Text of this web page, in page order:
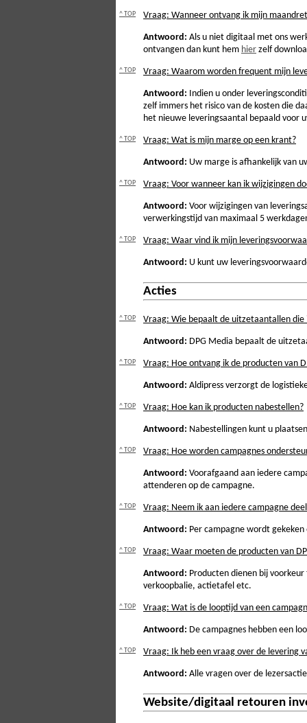
^ TOP Vraag: Wanneer ontvang ik mijn
Antwoord: Als u niet digitaal met ons
ontvangen dan kunt hem hier zelf
^ TOP Vraag: Waarom worden frequent mijn
Antwoord: Indien u onder
zelf immers het risico van de kosten die
het nieuwe leveringsaantal bepaald voor
^ TOP Vraag: Wat is mijn marge op een krant?
Antwoord: Uw marge is afhankelijk van
^ TOP Vraag: Voor wanneer kan ik wijzigingen
Antwoord: Voor wijzigingen van
verwerkingstijd van maximaal 5
^ TOP Vraag: Waar vind ik mijn
Antwoord: U kunt uw
Acties
^ TOP Vraag: Wie bepaalt de uitzetaantallen die
Antwoord: DPG Media bepaalt de
^ TOP Vraag: Hoe ontvang ik de producten van
Antwoord: Aldipress verzorgt de
^ TOP Vraag: Hoe kan ik producten nabestellen?
Antwoord: Nabestellingen kunt u
^ TOP Vraag: Hoe worden campagnes
Antwoord: Voorafgaand aan iedere
attenderen op de campagne.
^ TOP Vraag: Neem ik aan iedere campagne
Antwoord: Per campagne wordt
^ TOP Vraag: Waar moeten de producten van
Antwoord: Producten dienen bij
verkoopbalie, actietafel etc.
^ TOP Vraag: Wat is de looptijd van een
Antwoord: De campagnes hebben een
^ TOP Vraag: Ik heb een vraag over de levering
Antwoord: Alle vragen over de
Website/digitaal retouren